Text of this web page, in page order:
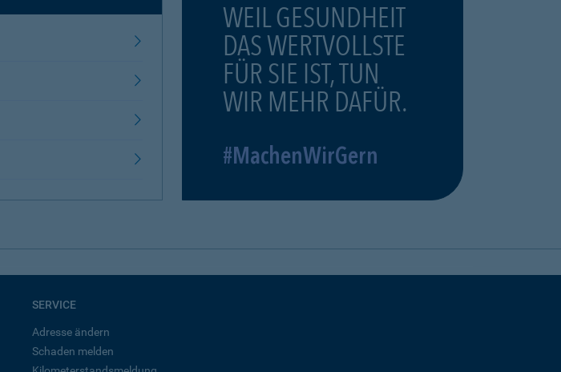
WEIL GESUNDHEIT
DAS WERTVOLLSTE
FÜR SIE IST, TUN
WIR MEHR DAFÜR.
#MachenWirGern
SERVICE
Adresse ändern
Schaden melden